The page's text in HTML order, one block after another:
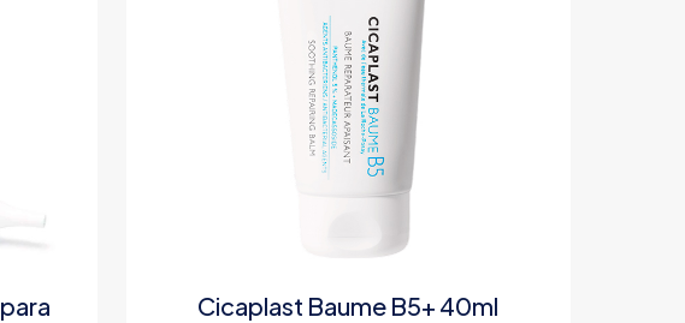
Cicaplast Baume B5+ 40ml